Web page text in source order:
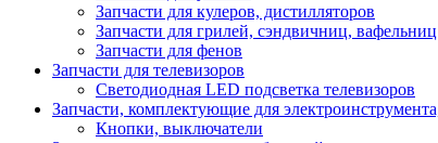
Запчасти для кулеров, дистилляторов
Запчасти для грилей, сэндвичниц, вафельниц
Запчасти для фенов
Запчасти для телевизоров
Светодиодная LED подсветка телевизоров
Запчасти, комплектующие для
Кнопки, выключатели